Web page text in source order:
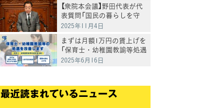
【衆院本会議】野田代表が代
表質問「国民の暮らしを守
り、自由を守り、平和を守
す」
2025年11月4日
まずは月額1万円の賃上げを
「保育士・幼稚園教諭等処遇
改善法案」を衆院に提出
2025年6月16日
最近読まれているニュース